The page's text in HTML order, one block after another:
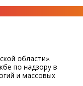
области».
по надзору в
и массовых